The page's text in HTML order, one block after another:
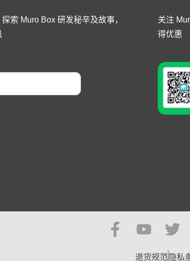
索 Muro Box 研发秘辛及故事，
关注
得优惠
退货规范 隐私